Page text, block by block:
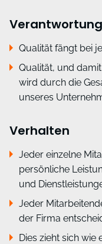
Verantwortung
Qualität fängt bei
Qualität, und
wird durch die
unseres
Verhalten
Jeder einzelne
persönliche
und
Jeder
der Firma
Dies zieht sich wie